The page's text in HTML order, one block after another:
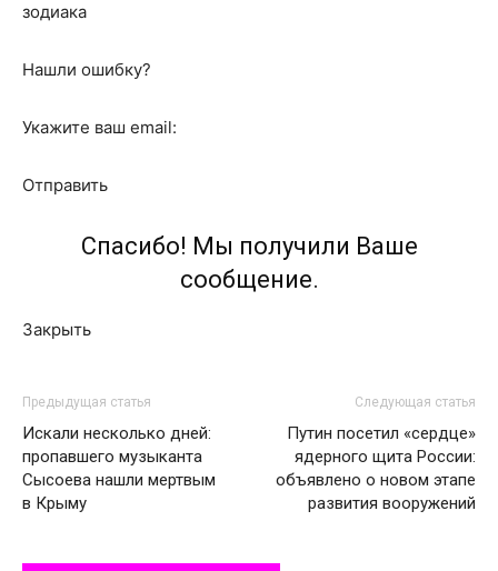
зодиака
Нашли ошибку?
Укажите ваш email:
Отправить
Спасибо! Мы получили Ваше
сообщение.
Закрыть
Предыдущая статья
Искали несколько дней:
пропавшего музыканта
Сысоева нашли мертвым
в Крыму
Следующая статья
Путин посетил «сердце»
ядерного щита России:
объявлено о новом этапе
развития вооружений